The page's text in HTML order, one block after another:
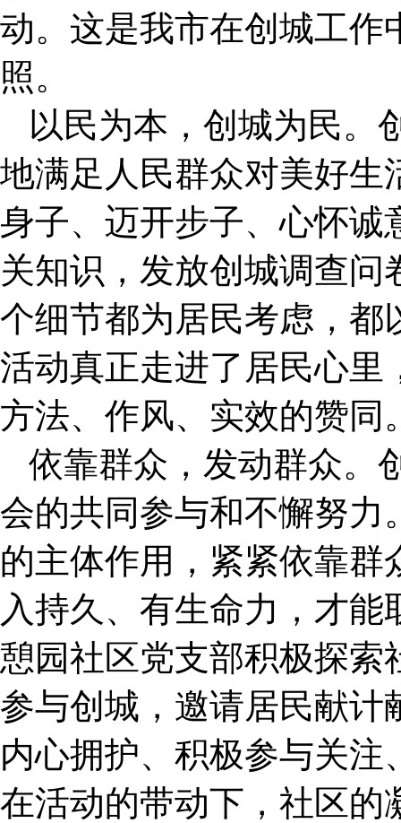
动。这是我市在创城工作
照。
以民为本，创城为民。
地满足人民群众对美好生
身子、迈开步子、心怀诚
关知识，发放创城调查
个细节都为居民考虑，都
活动真正走进了居民心里
方法、作风、实效的赞同
依靠群众，发动群众。
会的共同参与和不懈努力
的主体作用，紧紧依靠
入持久、有生命力，才
憩园社区党支部积极探索
参与创城，邀请居民献计
内心拥护、积极参与关注
在活动的带动下，社区的